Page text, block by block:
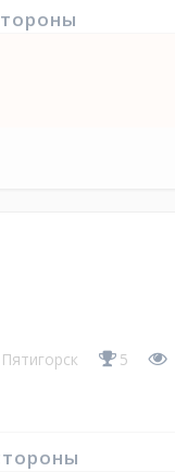
Пятигорск
5